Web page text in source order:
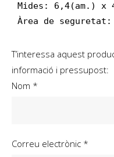
Mides: 6,4(am.)
Àrea de
T’interessa aquest
informació i pressupost:
Nom *
Correu electrònic *